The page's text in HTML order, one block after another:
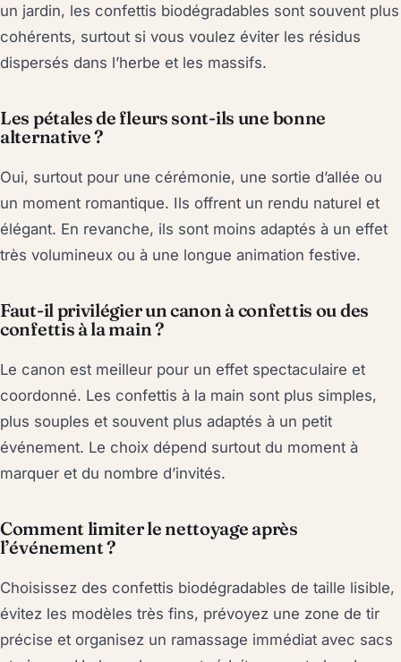
un jardin, les confettis biodégradables sont souvent plus
cohérents, surtout si vous voulez éviter les résidus
dispersés dans l’herbe et les massifs.
Les pétales de fleurs sont-ils une bonne
alternative ?
Oui, surtout pour une cérémonie, une sortie d’allée ou
un moment romantique. Ils offrent un rendu naturel et
élégant. En revanche, ils sont moins adaptés à un effet
très volumineux ou à une longue animation festive.
Faut-il privilégier un canon à confettis ou des
confettis à la main ?
Le canon est meilleur pour un effet spectaculaire et
coordonné. Les confettis à la main sont plus simples,
plus souples et souvent plus adaptés à un petit
événement. Le choix dépend surtout du moment à
marquer et du nombre d’invités.
Comment limiter le nettoyage après
l’événement ?
Choisissez des confettis biodégradables de taille lisible,
évitez les modèles très fins, prévoyez une zone de tir
précise et organisez un ramassage immédiat avec sacs